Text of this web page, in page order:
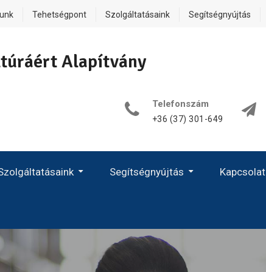
Tehetségpont Szolgáltatásaink Segítségnyújtás
Alapítvány
Telefonszám
+36 (37) 301-649
Segítségnyújtás Kapcsolat